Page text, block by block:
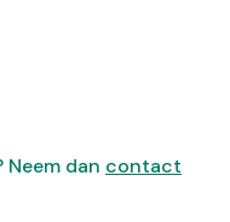
dan contact